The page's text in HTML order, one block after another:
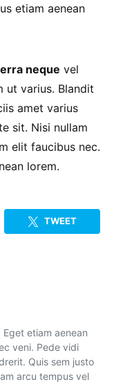
etiam aenean
neque vel
ut varius. Blandit
amet varius
sit. Nisi nullam
elit faucibus nec.
lorem.
TWEET
etiam aenean
veni. Pede vidi
Quis sem justo
arcu tempus vel